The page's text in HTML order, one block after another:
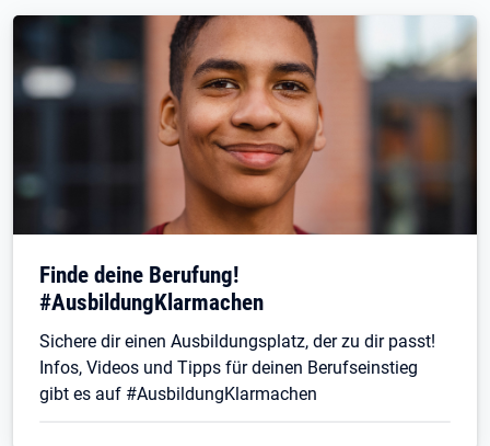
Finde deine Berufung!
#AusbildungKlarmachen
Sichere dir einen Ausbildungsplatz, der zu dir passt!
Infos, Videos und Tipps für deinen Berufseinstieg
gibt es auf #AusbildungKlarmachen